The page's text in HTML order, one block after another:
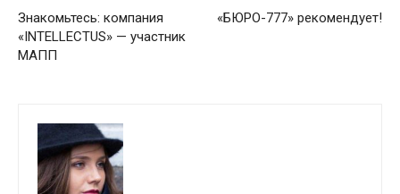
Знакомьтесь: компания
«INTELLECTUS» — участник
МАПП
«БЮРО-777» рекомендует!